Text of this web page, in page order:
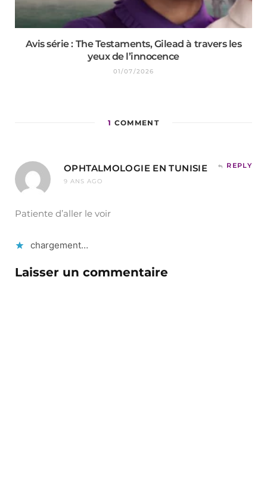
Avis série : The Testaments, Gilead à travers les
yeux de l’innocence
01/07/2026
1 COMMENT
OPHTALMOLOGIE EN TUNISIE
9 ANS AGO
REPLY
Patiente d’aller le voir
chargement…
Laisser un commentaire